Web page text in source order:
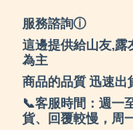
服務諮詢ⓘ
這邊提供給山友,露
為主
商品的品質 迅速出
📞客服時間：週一
貨、回覆較慢，周